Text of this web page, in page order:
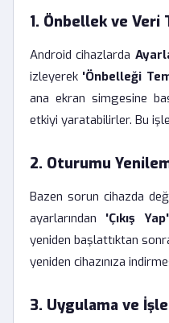
1. Önbellek ve Veri
Android cihazlarda
izleyerek 'Önbelleği
ana ekran simgesine
etkiyi yaratabilirler. Bu
2. Oturumu
Bazen sorun cihazda
ayarlarından 'Çıkış Yap'
yeniden başlattıktan
yeniden cihazınıza
3. Uygulama ve